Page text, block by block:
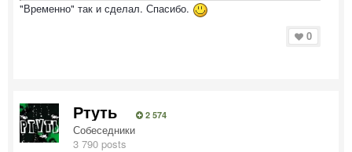
"Временно" так и сделал. Спасибо.
0
Ртуть 2 574
Собеседники
3 790 posts